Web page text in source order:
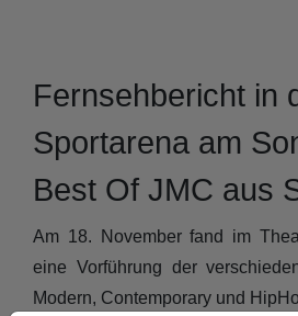
Fernsehbericht in
Sportarena am
Best Of JMC aus
Am 18. November fand im
eine Vorführung der
Modern, Contemporary und